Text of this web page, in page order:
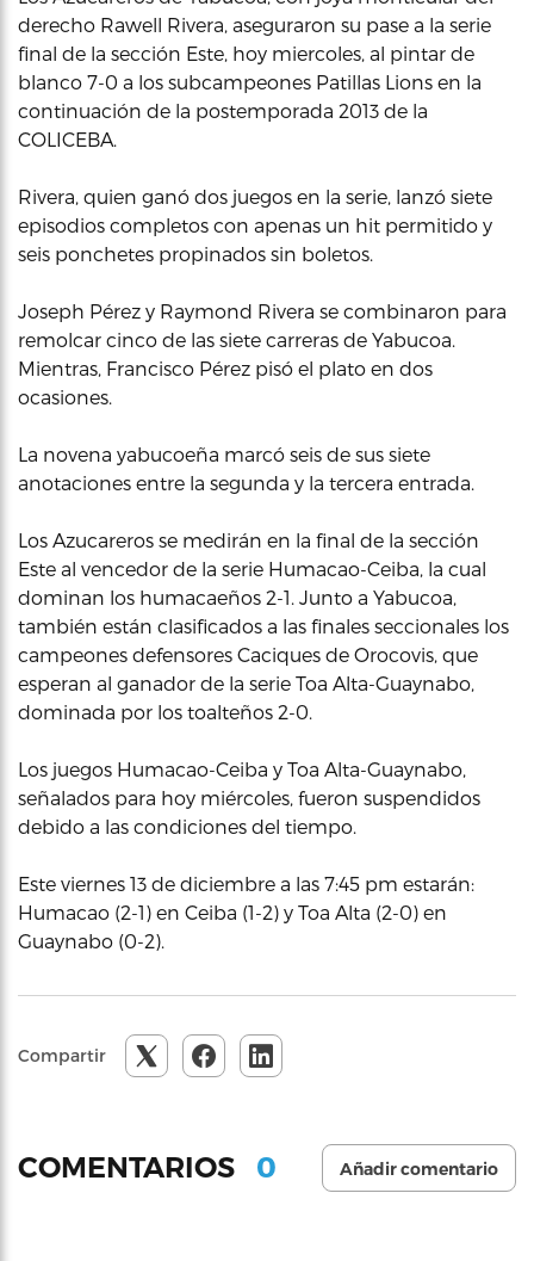
derecho Rawell Rivera, aseguraron su pase a la serie
final de la sección Este, hoy miercoles, al pintar de
blanco 7-0 a los subcampeones Patillas Lions en la
continuación de la postemporada 2013 de la
COLICEBA.
Rivera, quien ganó dos juegos en la serie, lanzó siete
episodios completos con apenas un hit permitido y
seis ponchetes propinados sin boletos.
Joseph Pérez y Raymond Rivera se combinaron para
remolcar cinco de las siete carreras de Yabucoa.
Mientras, Francisco Pérez pisó el plato en dos
ocasiones.
La novena yabucoeña marcó seis de sus siete
anotaciones entre la segunda y la tercera entrada.
Los Azucareros se medirán en la final de la sección
Este al vencedor de la serie Humacao-Ceiba, la cual
dominan los humacaeños 2-1. Junto a Yabucoa,
también están clasificados a las finales seccionales los
campeones defensores Caciques de Orocovis, que
esperan al ganador de la serie Toa Alta-Guaynabo,
dominada por los toalteños 2-0.
Los juegos Humacao-Ceiba y Toa Alta-Guaynabo,
señalados para hoy miércoles, fueron suspendidos
debido a las condiciones del tiempo.
Este viernes 13 de diciembre a las 7:45 pm estarán:
Humacao (2-1) en Ceiba (1-2) y Toa Alta (2-0) en
Guaynabo (0-2).
Compartir
COMENTARIOS 0 Añadir comentario